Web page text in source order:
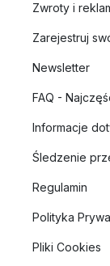
Zwroty i
Zarejestruj
Newsletter
FAQ -
Informacje
Śledzenie
Regulamin
Polityka
Pliki Cookies